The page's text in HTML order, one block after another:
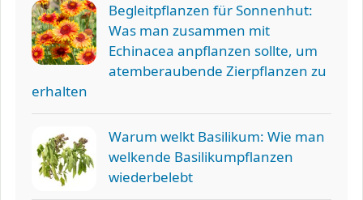
Begleitpflanzen für Sonnenhut:
Was man zusammen mit
Echinacea anpflanzen sollte, um
atemberaubende Zierpflanzen zu
erhalten
Warum welkt Basilikum: Wie man
welkende Basilikumpflanzen
wiederbelebt